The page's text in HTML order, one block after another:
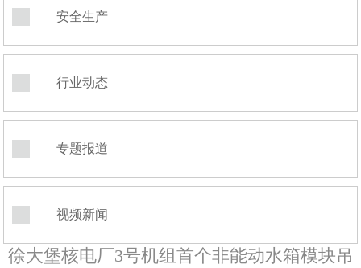
安全生产
行业动态
专题报道
视频新闻
徐大堡核电厂3号机组首个非能动水箱模块吊